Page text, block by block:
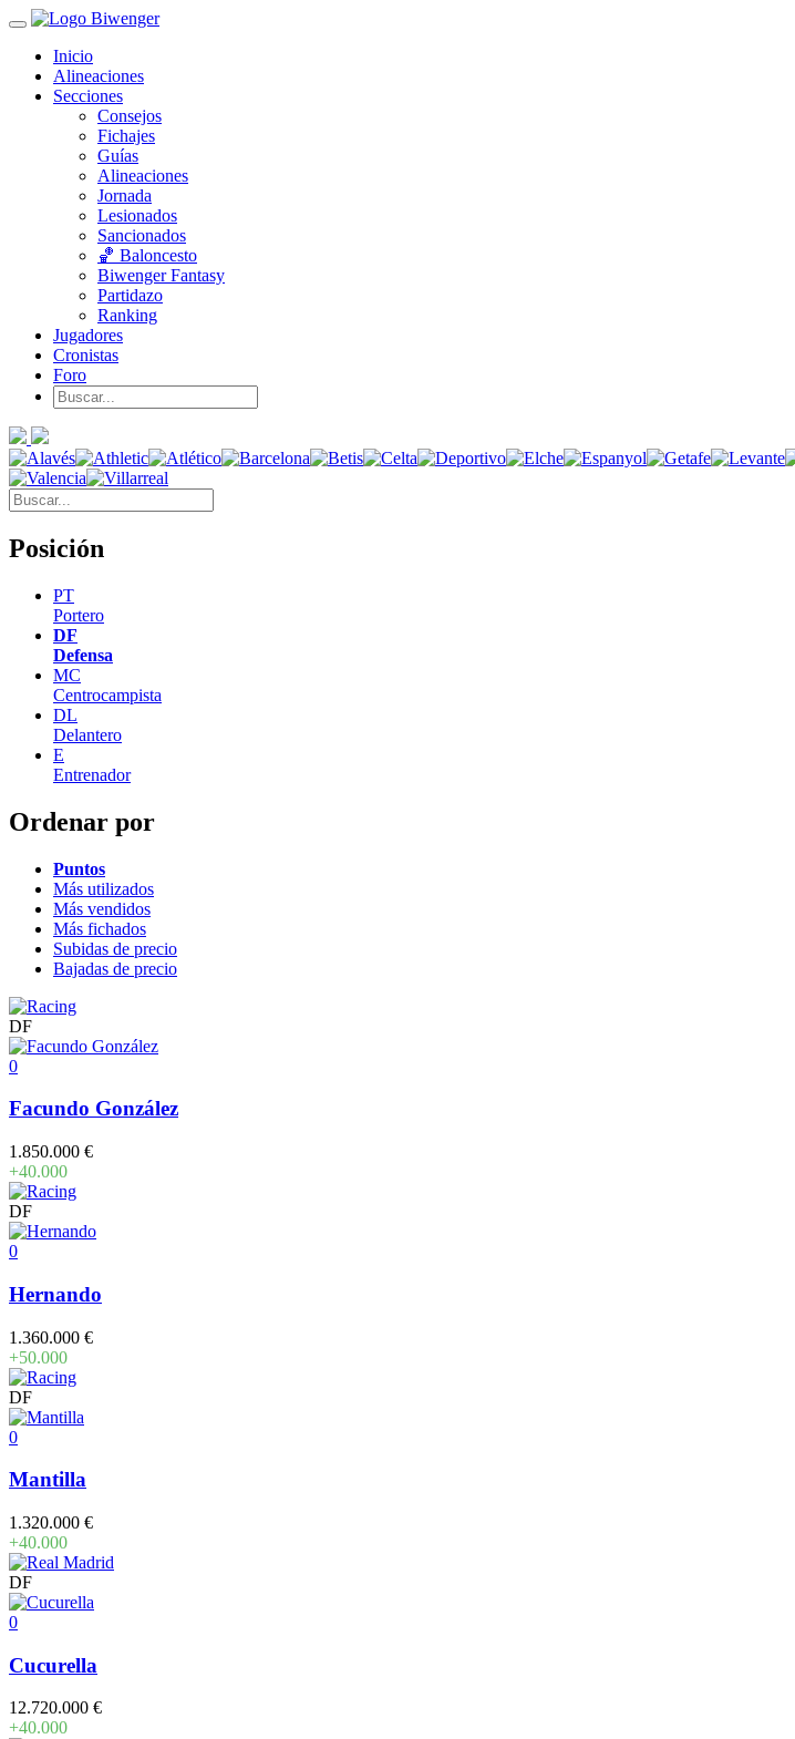
Inicio
Alineaciones
Secciones
Consejos
Fichajes
Guías
Alineaciones
Jornada
Lesionados
Sancionados
🏀 Baloncesto
Biwenger Fantasy
Partidazo
Ranking
Jugadores
Cronistas
Foro
Posición
PT
Portero
DF
Defensa
MC
Centrocampista
DL
Delantero
E
Entrenador
Ordenar por
Puntos
Más utilizados
Más vendidos
Más fichados
Subidas de precio
Bajadas de precio
DF
0
Facundo González
1.850.000 €
+40.000
DF
0
Hernando
1.360.000 €
+50.000
DF
0
Mantilla
1.320.000 €
+40.000
DF
0
Cucurella
12.720.000 €
+40.000